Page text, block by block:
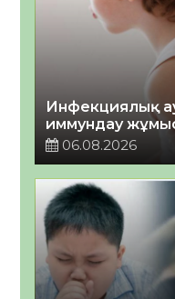
Инфекциялық
иммундау
06.08.2026